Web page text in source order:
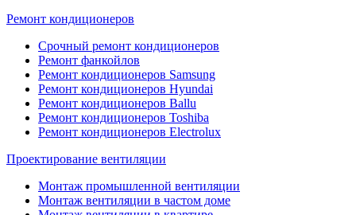
Ремонт кондиционеров
Срочный ремонт кондиционеров
Ремонт фанкойлов
Ремонт кондиционеров Samsung
Ремонт кондиционеров Hyundai
Ремонт кондиционеров Ballu
Ремонт кондиционеров Toshibа
Ремонт кондиционеров Electrolux
Проектирование вентиляции
Монтаж промышленной вентиляции
Монтаж вентиляции в частом доме